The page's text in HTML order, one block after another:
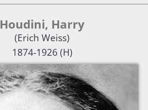
Houdini, Harry
(Erich Weiss)
1874-1926 (H)